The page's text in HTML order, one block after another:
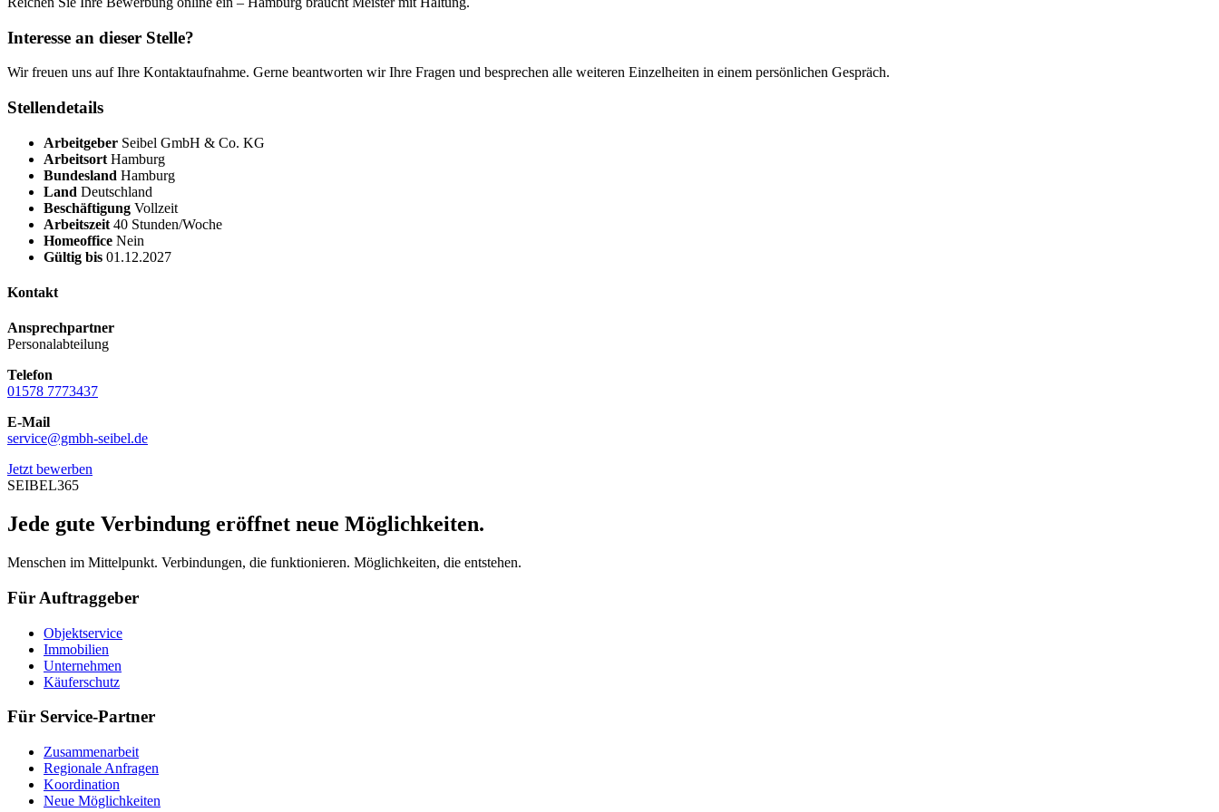
Interesse an dieser Stelle?
Wir freuen uns auf Ihre Kontaktaufnahme. Gerne beantworten wir Ihre Fragen und besprechen alle weiteren Einzelheiten in einem persönlichen Gespräch.
Stellendetails
Arbeitgeber Seibel GmbH & Co. KG
Arbeitsort Hamburg
Bundesland Hamburg
Land Deutschland
Beschäftigung Vollzeit
Arbeitszeit 40 Stunden/Woche
Homeoffice Nein
Gültig bis 01.12.2027
Kontakt
Ansprechpartner
Personalabteilung
Telefon
01578 7773437
E-Mail
service@gmbh-seibel.de
Jetzt bewerben
SEIBEL365
Jede gute Verbindung eröffnet neue Möglichkeiten.
Menschen im Mittelpunkt. Verbindungen, die funktionieren. Möglichkeiten, die entstehen.
Für Auftraggeber
Objektservice
Immobilien
Unternehmen
Käuferschutz
Für Service-Partner
Zusammenarbeit
Regionale Anfragen
Koordination
Neue Möglichkeiten